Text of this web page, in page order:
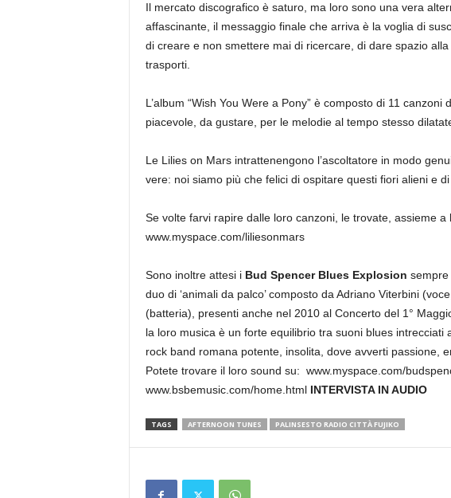
Il mercato discografico è saturo, ma loro sono una vera
affascinante, il messaggio finale che arriva è la voglia di
di creare e non smettere mai di ricercare, di dare spazio
trasporti.
L’album “Wish You Were a Pony” è composto di 11
piacevole, da gustare, per le melodie al tempo stesso
Le Lilies on Mars intrattenengono l’ascoltatore in modo
vere: noi siamo più che felici di ospitare questi fiori alieni e di
Se volte farvi rapire dalle loro canzoni, le trovate, assieme
www.myspace.com/liliesonmars
Sono inoltre attesi i Bud Spencer Blues Explosion
duo di ‘animali da palco’ composto da Adriano Viterbini
(batteria), presenti anche nel 2010 al Concerto del 1°
la loro musica è un forte equilibrio tra suoni blues intrecciati
rock band romana potente, insolita, dove avverti passione,
Potete trovare il loro sound su: www.myspace.com/
www.bsbemusic.com/home.html INTERVISTA IN AUDIO
TAGS AFTERNOON TUNES PALINSESTO RADIO CITTÀ FUJIKO